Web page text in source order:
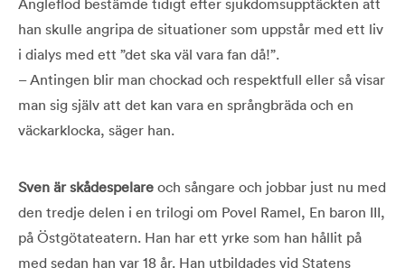
han skulle angripa de situationer som uppstår med ett liv
i dialys med ett ”det ska väl vara fan då!”.
– Antingen blir man chockad och respektfull eller så visar
man sig själv att det kan vara en språngbräda och en
väckarklocka, säger han.
Sven är skådespelare och sångare och jobbar just nu med
den tredje delen i en trilogi om Povel Ramel, En baron III,
på Östgötateatern. Han har ett yrke som han hållit på
med sedan han var 18 år. Han utbildades vid Statens